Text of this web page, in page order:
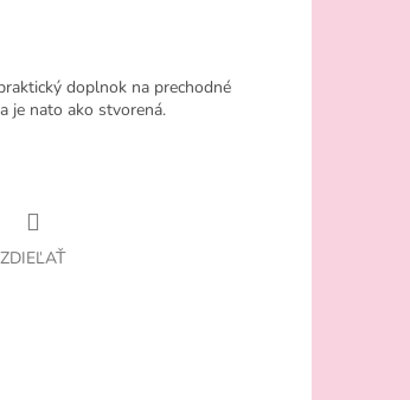
doplnok na prechodné
je nato ako stvorená.
ZDIEĽAŤ